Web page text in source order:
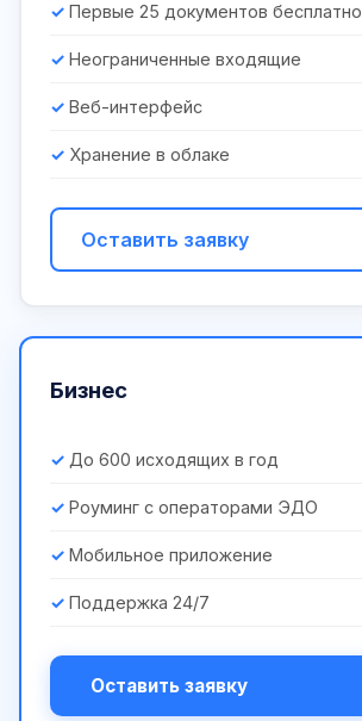
Первые 25 документов бесплатно
Неограниченные входящие
Веб-интерфейс
Хранение в облаке
Оставить заявку
Бизнес
До 600 исходящих в год
Роуминг с операторами ЭДО
Мобильное приложение
Поддержка 24/7
Оставить заявку